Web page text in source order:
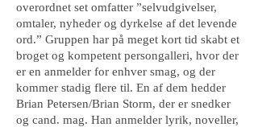
overordnet set omfatter ”selvudgivelser,
omtaler, nyheder og dyrkelse af det levende
ord.” Gruppen har på meget kort tid skabt et
broget og kompetent persongalleri, hvor der
er en anmelder for enhver smag, og der
kommer stadig flere til. En af dem hedder
Brian Petersen/Brian Storm, der er snedker
og cand. mag. Han anmelder lyrik, noveller,